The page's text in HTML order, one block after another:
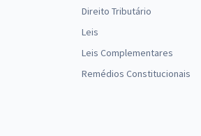
Direito Tributário
Leis
Leis Complementares
Remédios Constitucionais